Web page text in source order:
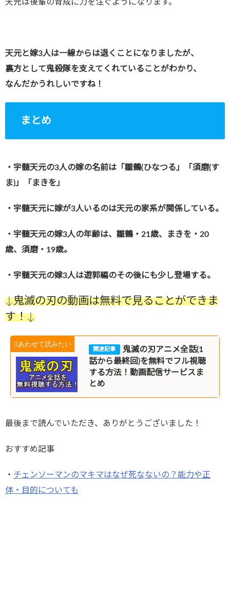
天元は後輩の育成に力を注ぐようになります。
天元と嫁3人は一線からは退くことになりましたが、
裏方として鬼殺隊を支えてくれていることがわかり、
なんだかうれしいですね！
まとめ
・宇髄天元の3人の嫁の名前は「雛鶴(ひなつる」「須磨(す
ま)」「まきを」
・宇髄天元に嫁が3人いるのは天元の家系が関係している。
・宇髄天元の嫁3人の年齢は、雛鶴・21歳、まきを・20
歳、須磨・19歳。
・宇髄天元の嫁3人は遊郭編のその後にも少し登場する。
↓鬼滅の刃の動画は無料で見ることができま
す！↓
鬼滅の刃アニメ全話(1
話から最終回)を無料でフル視聴
する方法！動画配信サービスま
とめ
最後まで読んでいただき、ありがとうございました！
おすすめ記事
・ チェンソーマンのマキマはなぜ死なないの？能力や正
体・目的についても